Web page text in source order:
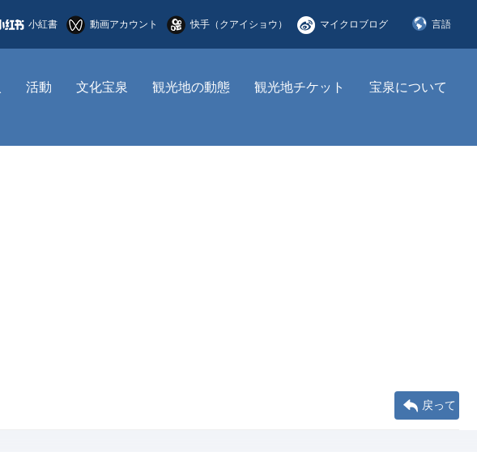
言語
English
小紅書 動画アカウント 快手（クアイショウ） マイクロブログ
活動 文化宝泉 観光地の動態 観光地チケット 宝泉について
戻って